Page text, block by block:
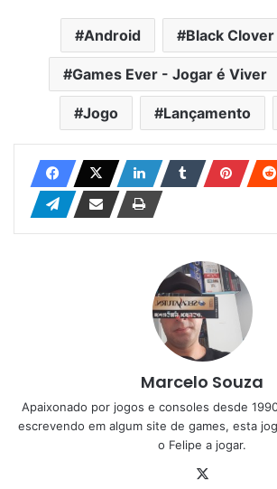
Android Black
Games Ever - Jogar é Viver
Jogo Lançamento
Marcelo Souza
Apaixonado por jogos e consoles desde
escrevendo em algum site de games, esta
o Felipe a jogar.